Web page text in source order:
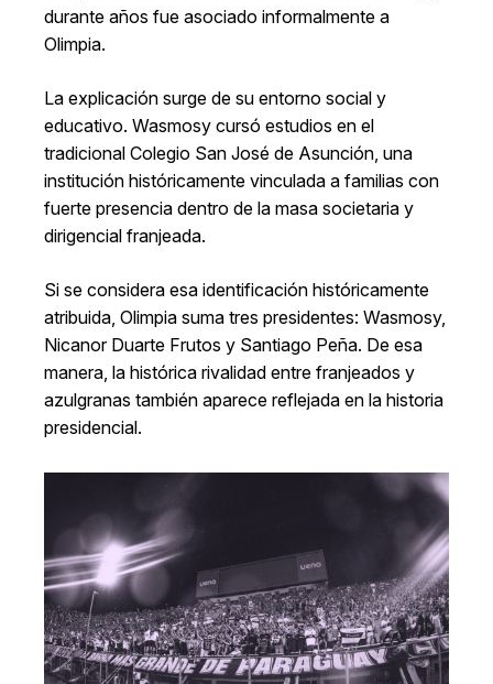
durante años fue asociado informalmente a
Olimpia.
La explicación surge de su entorno social y
educativo. Wasmosy cursó estudios en el
tradicional Colegio San José de Asunción, una
institución históricamente vinculada a familias con
fuerte presencia dentro de la masa societaria y
dirigencial franjeada.
Si se considera esa identificación históricamente
atribuida, Olimpia suma tres presidentes: Wasmosy,
Nicanor Duarte Frutos y Santiago Peña. De esa
manera, la histórica rivalidad entre franjeados y
azulgranas también aparece reflejada en la historia
presidencial.